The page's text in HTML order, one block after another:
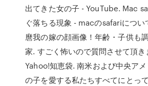
出てきた女の子 - YouTube. Mac
ぐ落ちる現象 - macのsafariについ
麿我の嫁の顔画像！年齢・子供も
家. すごく怖いので質問させて頂
Yahoo!知恵袋. 南米および中央ア
の子を愛する私たちすべてにとっ